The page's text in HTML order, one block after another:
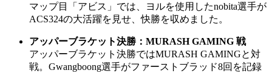
マップ目「アビス」では、ヨルを使用したnobita選手が
ACS324の大活躍を見せ、快勝を収めました。
アッパーブラケット決勝：MURASH GAMING 戦
アッパーブラケット決勝ではMURASH GAMINGと対
戦。Gwangboong選手がファーストブラッド8回を記録